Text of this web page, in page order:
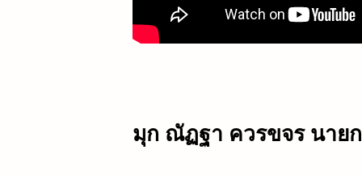
มุก ณัฏฐา ควรขจร นาย